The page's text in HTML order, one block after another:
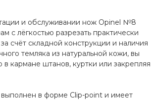
и обслуживании нож Opinel №8
с лёгкостью разрезать практически
счёт складной конструкции и наличия
темляка из натуральной кожи, вы
в кармане штанов, куртки или закрепляя
выполнен в форме Clip-point и имеет